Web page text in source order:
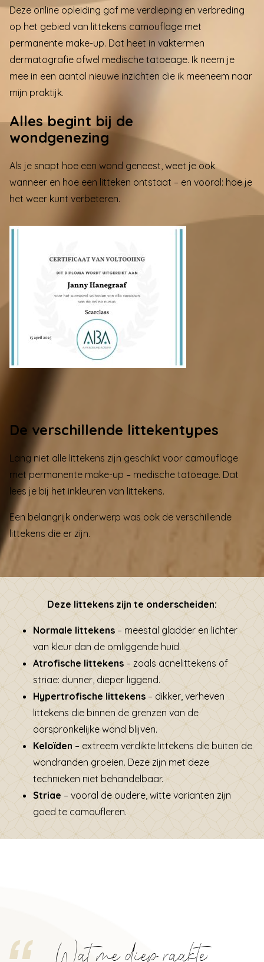
Deze online opleiding gaf me verdieping en verbreding
op het gebied van littekens camouflage met
permanente make-up. Dat heet in vaktermen
dermatografie ofwel medische tatoeage. Ik neem je
mee in een aantal nieuwe inzichten die ik meeneem naar
mijn praktijk.
Alles begint bij de
wondgenezing
Als je snapt hoe een wond geneest, weet je ook
wanneer en hoe een litteken ontstaat – en vooral: hoe je
het weer kunt verbeteren.
De verschillende littekentypes
Lang niet alle littekens zijn geschikt voor camouflage
met permanente make-up – medische tatoeage. Dat
lees je bij het inkleuren van littekens.
Een belangrijk onderwerp was ook de verschillende
littekens die er zijn.
Deze littekens zijn te onderscheiden:
Normale littekens – meestal gladder en lichter
van kleur dan de omliggende huid.
Atrofische littekens – zoals acnelittekens of
striae: dunner, dieper liggend.
Hypertrofische littekens – dikker, verheven
littekens die binnen de grenzen van de
oorspronkelijke wond blijven.
Keloïden – extreem verdikte littekens die buiten de
wondranden groeien. Deze zijn met deze
technieken niet behandelbaar.
Striae – vooral de oudere, witte varianten zijn
goed te camoufleren.
Wat me diep raakte: